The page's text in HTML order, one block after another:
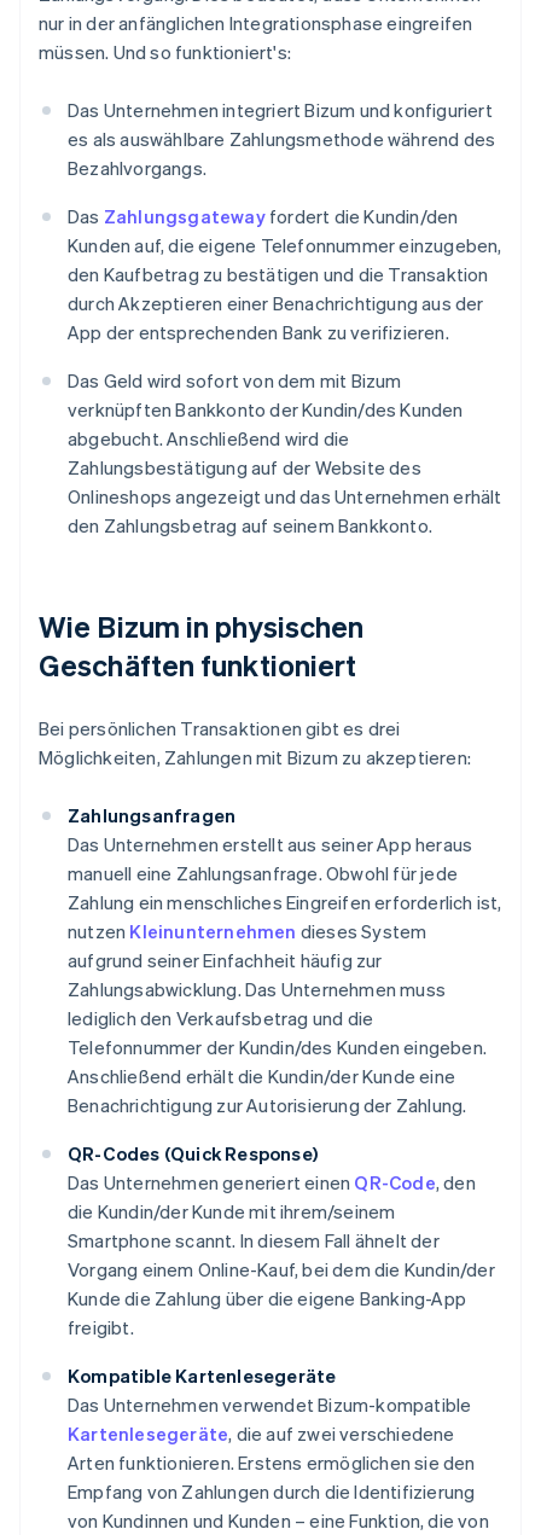
nur in der anfänglichen Integrationsphase eingreifen
müssen. Und so funktioniert's:
Das Unternehmen integriert Bizum und konfiguriert
es als auswählbare Zahlungsmethode während des
Bezahlvorgangs.
Das Zahlungsgatewayfordert die Kundin/den
Kunden auf, die eigene Telefonnummer einzugeben,
den Kaufbetrag zu bestätigen und die Transaktion
durch Akzeptieren einer Benachrichtigung aus der
App der entsprechenden Bank zu verifizieren.
Das Geld wird sofort von dem mit Bizum
verknüpften Bankkonto der Kundin/des Kunden
abgebucht. Anschließend wird die
Zahlungsbestätigung auf der Website des
Onlineshops angezeigt und das Unternehmen erhält
den Zahlungsbetrag auf seinem Bankkonto.
Wie Bizum in physischen
Geschäften funktioniert
Bei persönlichen Transaktionen gibt es drei
Möglichkeiten, Zahlungen mit Bizum zu akzeptieren:
Zahlungsanfragen
Das Unternehmen erstellt aus seiner App heraus
manuell eine Zahlungsanfrage. Obwohl für jede
Zahlung ein menschliches Eingreifen erforderlich ist,
nutzen Kleinunternehmen dieses System
aufgrund seiner Einfachheit häufig zur
Zahlungsabwicklung. Das Unternehmen muss
lediglich den Verkaufsbetrag und die
Telefonnummer der Kundin/des Kunden eingeben.
Anschließend erhält die Kundin/der Kunde eine
Benachrichtigung zur Autorisierung der Zahlung.
QR-Codes (Quick Response)
Das Unternehmen generiert einen QR-Code, den
die Kundin/der Kunde mit ihrem/seinem
Smartphone scannt. In diesem Fall ähnelt der
Vorgang einem Online-Kauf, bei dem die Kundin/der
Kunde die Zahlung über die eigene Banking-App
freigibt.
Kompatible Kartenlesegeräte
Das Unternehmen verwendet Bizum-kompatible
Kartenlesegeräte, die auf zwei verschiedene
Arten funktionieren. Erstens ermöglichen sie den
Empfang von Zahlungen durch die Identifizierung
von Kundinnen und Kunden – eine Funktion, die von